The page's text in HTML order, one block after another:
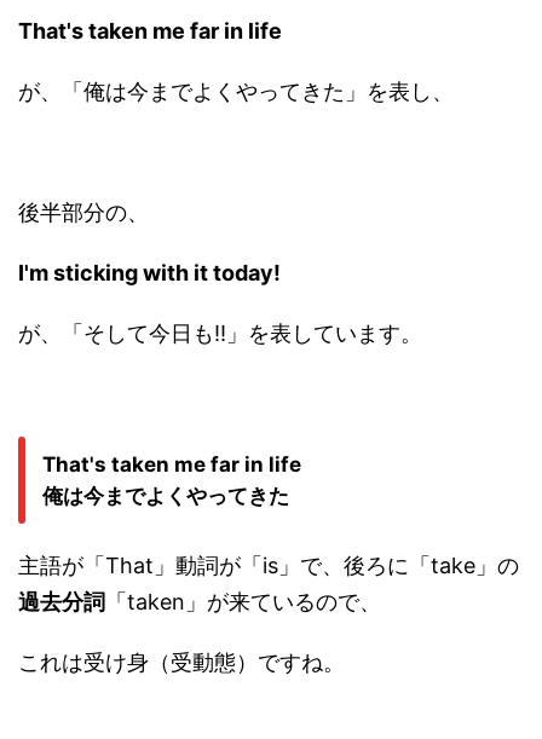
That's taken me far in life
が、「俺は今までよくやってきた」を表し、
後半部分の、
I'm sticking with it today!
が、「そして今日も!!」を表しています。
That's taken me far in life
俺は今までよくやってきた
主語が「That」動詞が「is」で、後ろに「take」の
過去分詞 「taken」が来ているので、
これは受け身（受動態）ですね。